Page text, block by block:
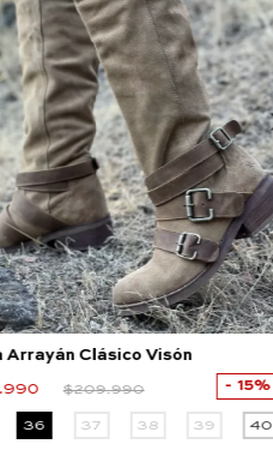
Arrayán Clásico Visón
990 $209.990 15%
36 37 38 39 40